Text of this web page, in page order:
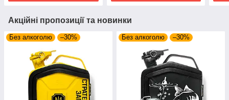
Акційні пропозиції та новинки
Без алкоголю –30% Без алкоголю –30%